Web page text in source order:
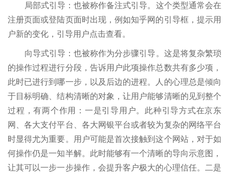
局部式引导：也被称作备注式引导。这个类型通常会在
注册页面或登陆页面时出现，例如知乎网的引导框，提示用
户新的变化，引导用户点击查看。
向导式引导：也被称作为分步骤引导。这是将复杂繁琐
的操作过程进行分段，告诉用户此项操作总数共有多少项，
此时已进行到哪一步，以及后边的进程。人的心理总是倾向
于目标明确、结构清晰的对象，让用户能够清晰的见到整个
过程，有两个作用：一是引导用户。此种引导方式在京东
网、各大支付平台、各大网银平台或者较为复杂的网络平台
时显得尤为重要。用户可能是首次接触到这个网站，对于如
何操作仍是一知半解。此时能够有一个清晰的导向示意图，
让其可以一步一步操作，会提升客户极大的心理信任。二是